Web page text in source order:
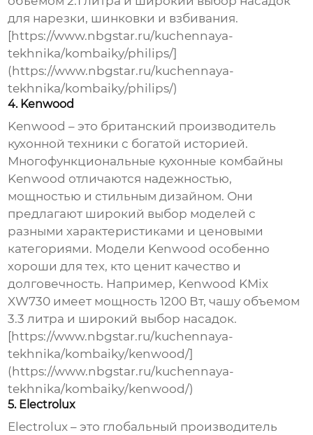
для нарезки, шинковки и взбивания.
[https://www.nbgstar.ru/kuchennaya-
tekhnika/kombaiky/philips/]
(https://www.nbgstar.ru/kuchennaya-
tekhnika/kombaiky/philips/)
4. Kenwood
Kenwood – это британский производитель
кухонной техники с богатой историей.
Многофункциональные кухонные комбайны
Kenwood отличаются надежностью,
мощностью и стильным дизайном. Они
предлагают широкий выбор моделей с
разными характеристиками и ценовыми
категориями. Модели Kenwood особенно
хороши для тех, кто ценит качество и
долговечность. Например, Kenwood KMix
XW730 имеет мощность 1200 Вт, чашу объемом
3.3 литра и широкий выбор насадок.
[https://www.nbgstar.ru/kuchennaya-
tekhnika/kombaiky/kenwood/]
(https://www.nbgstar.ru/kuchennaya-
tekhnika/kombaiky/kenwood/)
5. Electrolux
Electrolux – это глобальный производитель